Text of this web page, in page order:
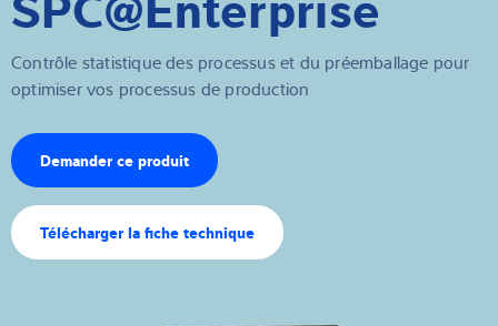
Solutions d'inspection
Pont-bascule
Logiciels
Solutions individuelles
Contrôle statistique des processus et du préemballage pour
optimiser vos processus de production
Demander ce produit
Télécharger la fiche technique